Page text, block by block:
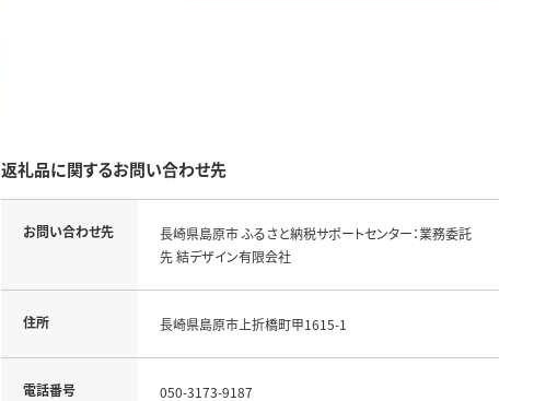
返礼品に関するお問い合わせ先
お問い合わせ先
長崎県島原市 ふるさと納税サポートセンター：業務委託
先 結デザイン有限会社
住所 長崎県島原市上折橋町甲1615-1
電話番号 050-3173-9187